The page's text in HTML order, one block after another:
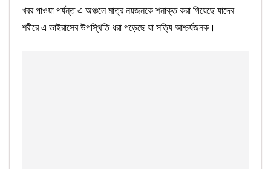
খবর পাওয়া পর্যন্ত এ অঞ্চলে মাত্র নয়জনকে শনাক্ত করা গিয়েছে যাদের
শরীরে এ ভাইরাসের উপস্থিতি ধরা পড়েছে যা সত্যি আশ্চর্যজনক।